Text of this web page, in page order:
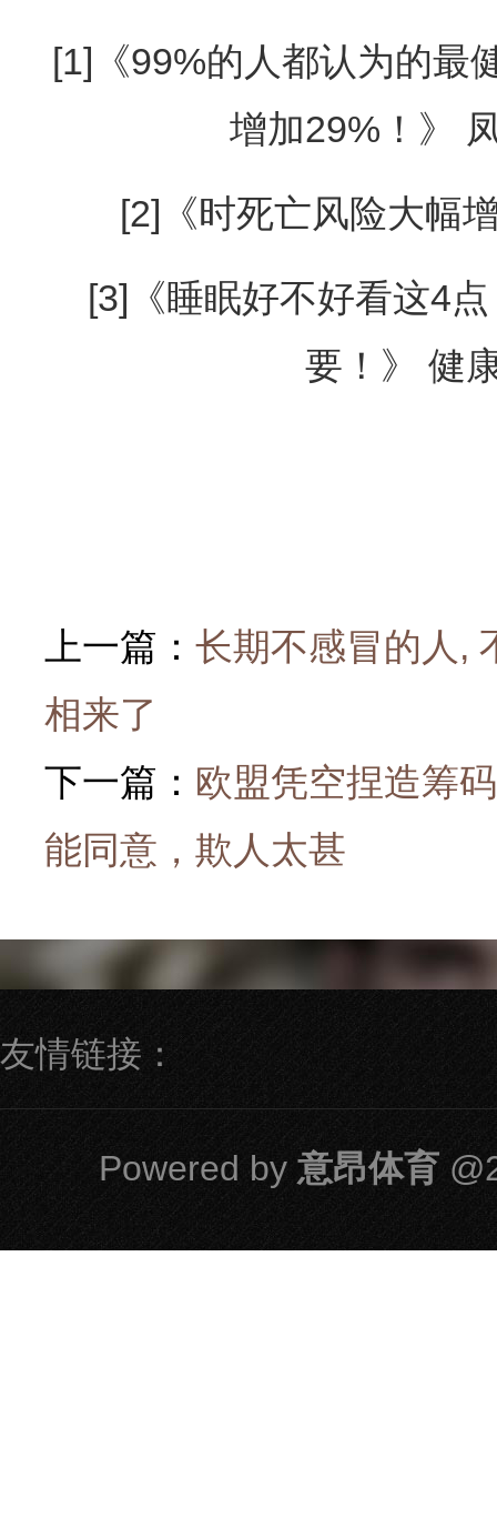
[1]《99%的人都认为的最
增加29%！》
[2]《时死亡风险大幅
[3]《睡眠好不好看这4
要！》 健
上一篇： 长期不感冒的人,
相来了
下一篇： 欧盟凭空捏造筹
能同意，欺人太甚
友情链接：
Powered by 意昂体育